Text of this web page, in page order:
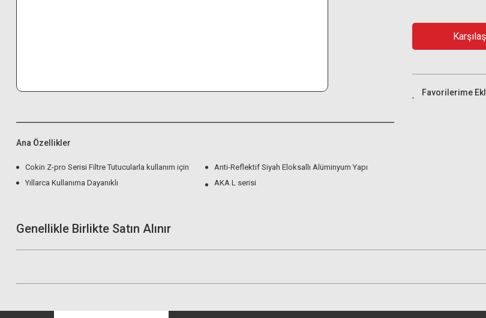
Ana Özellikler
Cokin Z-pro Serisi Filtre Tutucularla kullanım için
Anti-Reflektif Siyah Eloksallı Alüminyum Yapı
Yıllarca Kullanıma Dayanıklı
AKA L serisi
Genellikle Birlikte Satın Alınır